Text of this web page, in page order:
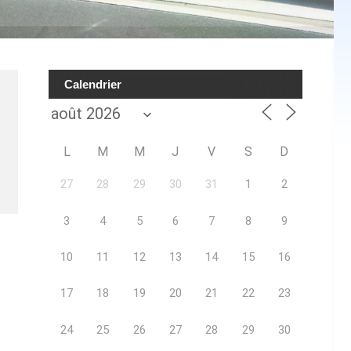
Calendrier
L M M J V S D
27 28 29 30 31 1 2
3 4 5 6 7 8 9
10 11 12 13 14 15 16
17 18 19 20 21 22 23
24 25 26 27 28 29 30